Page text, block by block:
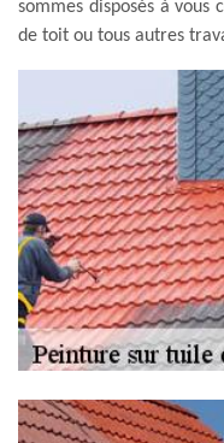
sommes disposés à
de toit ou tous autres